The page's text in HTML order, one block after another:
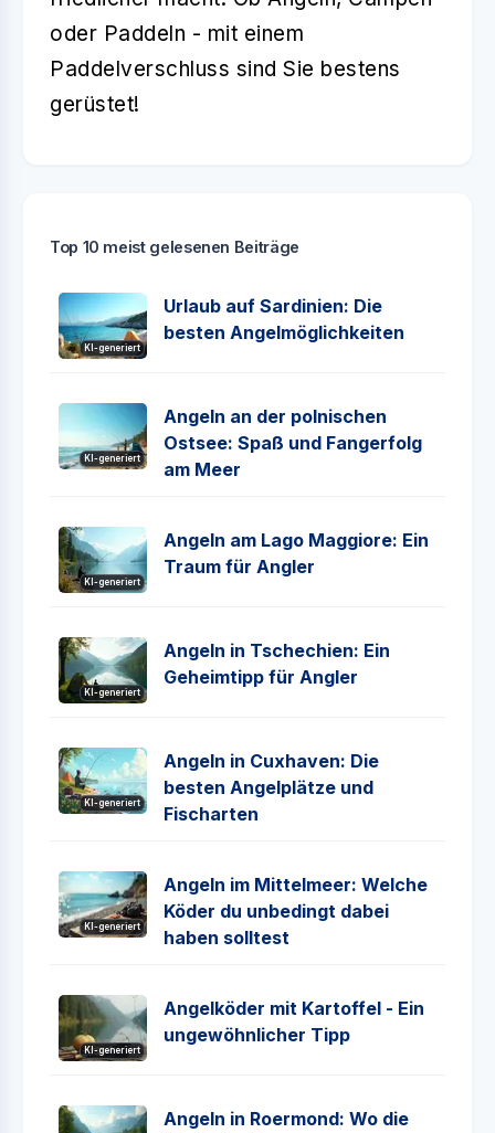
oder Paddeln - mit einem
Paddelverschluss sind Sie bestens
gerüstet!
Top 10 meist gelesenen Beiträge
KI-generiert
Urlaub auf Sardinien: Die
besten Angelmöglichkeiten
KI-generiert
Angeln an der polnischen
Ostsee: Spaß und Fangerfolg
am Meer
KI-generiert
Angeln am Lago Maggiore: Ein
Traum für Angler
KI-generiert
Angeln in Tschechien: Ein
Geheimtipp für Angler
KI-generiert
Angeln in Cuxhaven: Die
besten Angelplätze und
Fischarten
KI-generiert
Angeln im Mittelmeer: Welche
Köder du unbedingt dabei
haben solltest
KI-generiert
Angelköder mit Kartoffel - Ein
ungewöhnlicher Tipp
Angeln in Roermond: Wo die